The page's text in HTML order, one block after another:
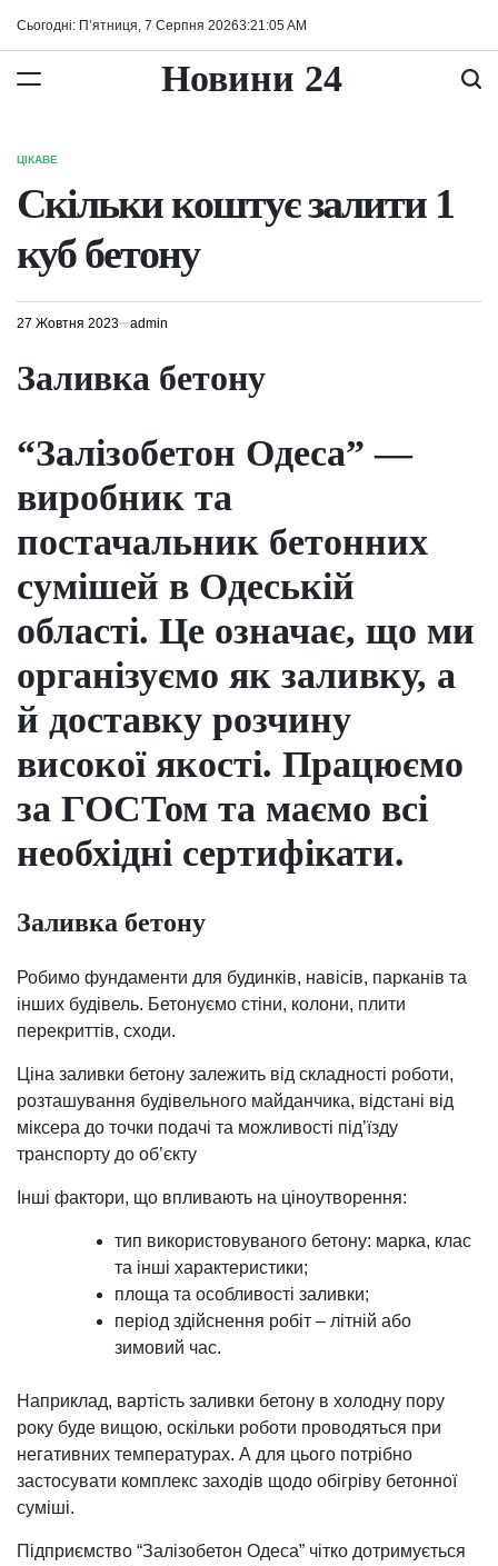
Сьогодні: П’ятниця, 7 Серпня 20263:21 :05AM
Новини 24
ОПУБЛІКУВАТИ
ЦІКАВЕ
Скільки коштує залити 1
куб бетону
27 Жовтня 2023 admin
Заливка бетону
“Залізобетон Одеса” —
виробник та
постачальник бетонних
сумішей в Одеській
області. Це означає, що ми
організуємо як заливку, а
й доставку розчину
високої якості. Працюємо
за ГОСТом та маємо всі
необхідні сертифікати.
Заливка бетону
Робимо фундаменти для будинків, навісів, парканів та
інших будівель. Бетонуємо стіни, колони, плити
перекриттів, сходи.
Ціна заливки бетону залежить від складності роботи,
розташування будівельного майданчика, відстані від
міксера до точки подачі та можливості під’їзду
транспорту до об’єкту
Інші фактори, що впливають на ціноутворення:
тип використовуваного бетону: марка, клас
та інші характеристики;
площа та особливості заливки;
період здійснення робіт – літній або
зимовий час.
Наприклад, вартість заливки бетону в холодну пору
року буде вищою, оскільки роботи проводяться при
негативних температурах. А для цього потрібно
застосувати комплекс заходів щодо обігріву бетонної
суміші.
Підприємство “Залізобетон Одеса” чітко дотримується